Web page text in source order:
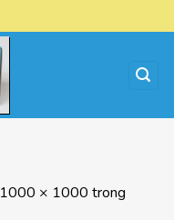
1000 × 1000 trong